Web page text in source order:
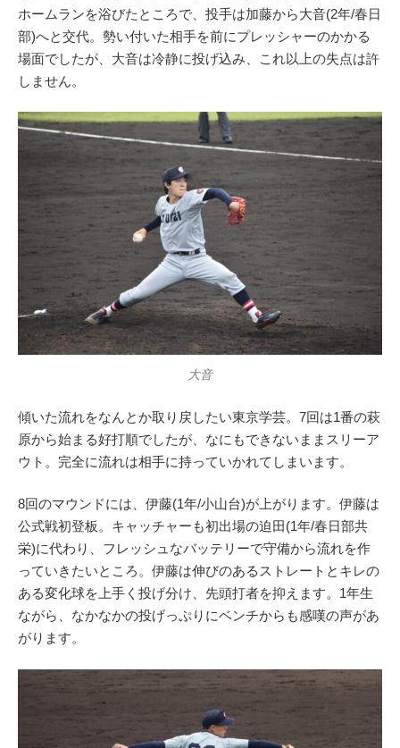
ホームランを浴びたところで、投手は加藤から大音(2年/春日
部)へと交代。勢い付いた相手を前にプレッシャーのかかる
場面でしたが、大音は冷静に投げ込み、これ以上の失点は許
しません。
大音
傾いた流れをなんとか取り戻したい東京学芸。7回は1番の萩
原から始まる好打順でしたが、なにもできないままスリーア
ウト。完全に流れは相手に持っていかれてしまいます。
8回のマウンドには、伊藤(1年/小山台)が上がります。伊藤は
公式戦初登板。キャッチャーも初出場の迫田(1年/春日部共
栄)に代わり、フレッシュなバッテリーで守備から流れを作
っていきたいところ。伊藤は伸びのあるストレートとキレの
ある変化球を上手く投げ分け、先頭打者を抑えます。1年生
ながら、なかなかの投げっぷりにベンチからも感嘆の声があ
がります。